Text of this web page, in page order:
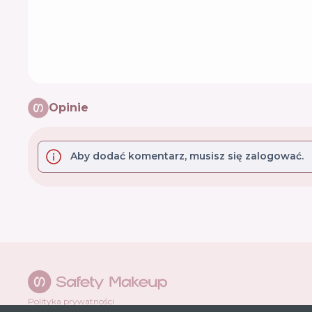
Opinie
Aby dodać komentarz, musisz się zalogować.
Polityka prywatności